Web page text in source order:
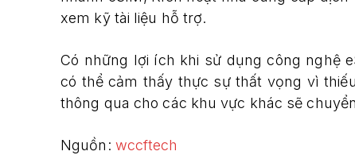
xem kỹ tài liệu hỗ trợ.
Có những lợi ích khi sử dụng công nghệ
có thể cảm thấy thực sự thất vọng vì
thông qua cho các khu vực khác sẽ
Nguồn: wccftech